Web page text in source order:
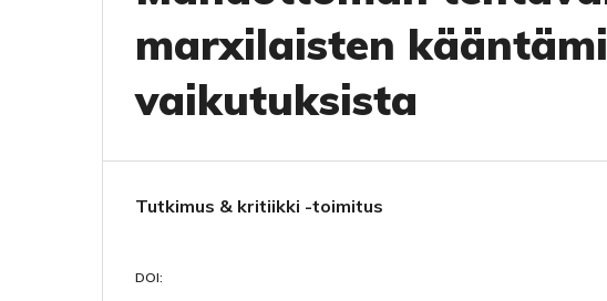
marxilaisten
vaikutuksista
Tutkimus & kritiikki -toimitus
DOI: